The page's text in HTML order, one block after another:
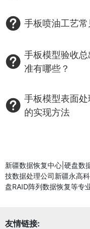
手板喷油工艺
手板模型验收
准有哪些？
手板模型表面
的实现方法
新疆数据恢复中心|硬盘数
技数据处理公司新疆永高
盘RAID阵列数据恢复等专
友情链接: